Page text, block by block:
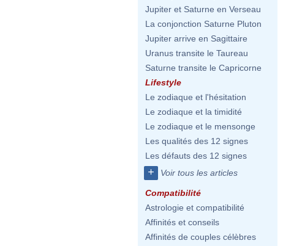
Jupiter et Saturne en Verseau
La conjonction Saturne Pluton
Jupiter arrive en Sagittaire
Uranus transite le Taureau
Saturne transite le Capricorne
Lifestyle
Le zodiaque et l'hésitation
Le zodiaque et la timidité
Le zodiaque et le mensonge
Les qualités des 12 signes
Les défauts des 12 signes
+ Voir tous les articles
Compatibilité
Astrologie et compatibilité
Affinités et conseils
Affinités de couples célèbres